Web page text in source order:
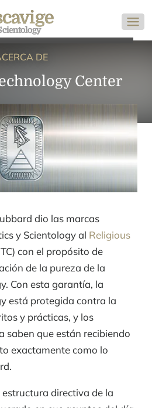
DE
Center
dio las marcas
y Scientology al Religious
con el propósito de
de la pureza de la
Con esta garantía, la
está protegida contra la
y prácticas, y los
saben que están recibiendo
exactamente como lo
estructura directiva de la